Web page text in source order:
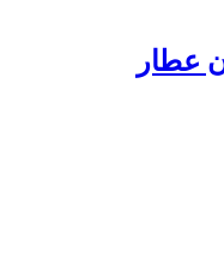
عطار